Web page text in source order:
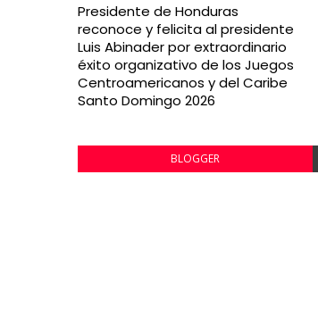
Presidente de Honduras
reconoce y felicita al presidente
Luis Abinader por extraordinario
éxito organizativo de los Juegos
Centroamericanos y del Caribe
Santo Domingo 2026
BLOGGER